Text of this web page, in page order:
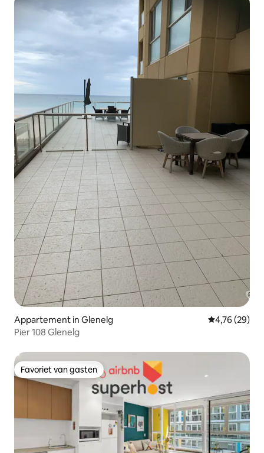
Appartement in Glenelg Gemiddelde
4,76 (29)
Pier 108 Glenelg
Favoriet van gasten
Favoriet van gasten